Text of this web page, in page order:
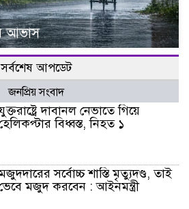
আভাস
সর্বশেষ আপডেট
জনপ্রিয় সংবাদ
দাবানল নেভাতে গিয়ে
বিধ্বস্ত, নিহত ১
সর্বোচ্চ শাস্তি মৃত্যুদণ্ড, তাই
মজুদ করবেন : আইনমন্ত্রী